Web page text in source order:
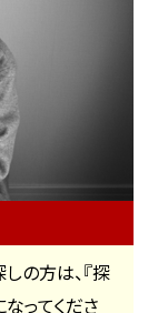
の方は、『探
ってくださ